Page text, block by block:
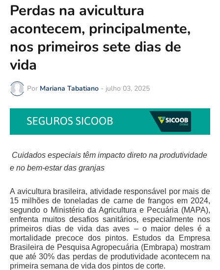
Perdas na avicultura
acontecem, principalmente,
nos primeiros sete dias de
vida
Por Mariana Tabatiano - julho 03, 2025
Cuidados especiais têm impacto direto na produtividade
e no bem-estar das granjas
A avicultura brasileira, atividade responsável por mais de
15 milhões de toneladas de carne de frangos em 2024,
segundo o Ministério da Agricultura e Pecuária (MAPA),
enfrenta muitos desafios sanitários, especialmente nos
primeiros dias de vida das aves – o maior deles é a
mortalidade precoce dos pintos. Estudos da Empresa
Brasileira de Pesquisa Agropecuária (Embrapa) mostram
que até 30% das perdas de produtividade acontecem na
primeira semana de vida dos pintos de corte.